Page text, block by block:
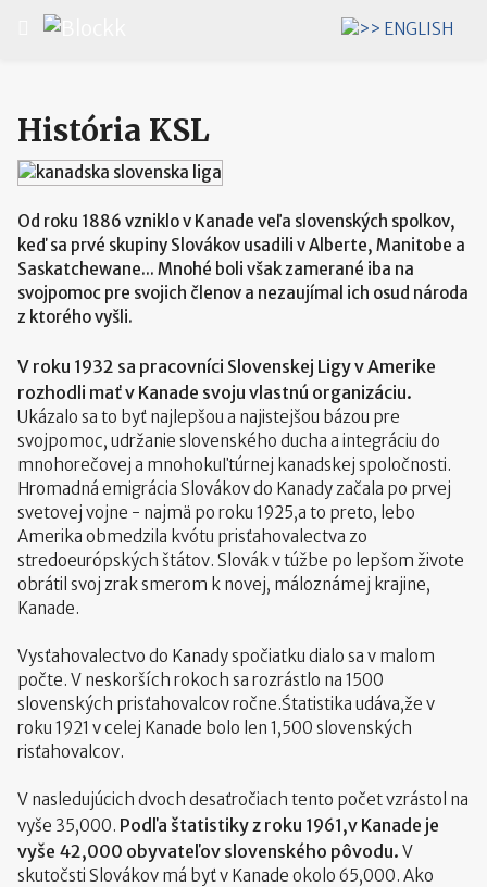
Vyberte váš jazyk
História KSL
Od roku 1886 vzniklo v Kanade veľa slovenských spolkov,
keď sa prvé skupiny Slovákov usadili v Alberte, Manitobe a
Saskatchewane... Mnohé boli však zamerané iba na
svojpomoc pre svojich členov a nezaujímal ich osud národa
z ktorého vyšli.
V roku 1932 sa pracovníci Slovenskej Ligy v Amerike
rozhodli mať v Kanade svoju vlastnú organizáciu.
Ukázalo sa to byť najlepšou a najistejšou bázou pre
svojpomoc, udržanie slovenského ducha a integráciu do
mnohorečovej a mnohokuľtúrnej kanadskej spoločnosti.
Hromadná emigrácia Slovákov do Kanady začala po prvej
svetovej vojne - najmä po roku 1925,a to preto, lebo
Amerika obmedzila kvótu prisťahovalectva zo
stredoeurópských štátov. Slovák v túžbe po lepšom živote
obrátil svoj zrak smerom k novej, máloznámej krajine,
Kanade.
Vysťahovalectvo do Kanady spočiatku dialo sa v malom
počte. V neskorších rokoch sa rozrástlo na 1500
slovenských prisťahovalcov ročne.Śtatistika udáva,že v
roku 1921 v celej Kanade bolo len 1,500 slovenských
risťahovalcov.
V nasledujúcich dvoch desaťročiach tento počet vzrástol na
vyše 35,000. Podľa štatistiky z roku 1961,v Kanade je
vyše 42,000 obyvateľov slovenského pôvodu. V
skutočsti Slovákov má byť v Kanade okolo 65,000. Ako